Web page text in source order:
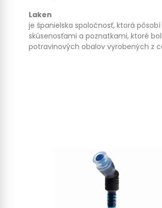
Laken
je španielska spoločnosť, ktorá
skúsenosťami a poznatkami, ktoré
potravinových obalov vyrobených z